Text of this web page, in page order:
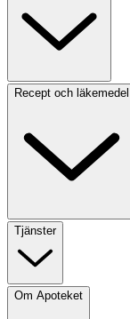
Recept och läkemedel
Tjänster
Om Apoteket